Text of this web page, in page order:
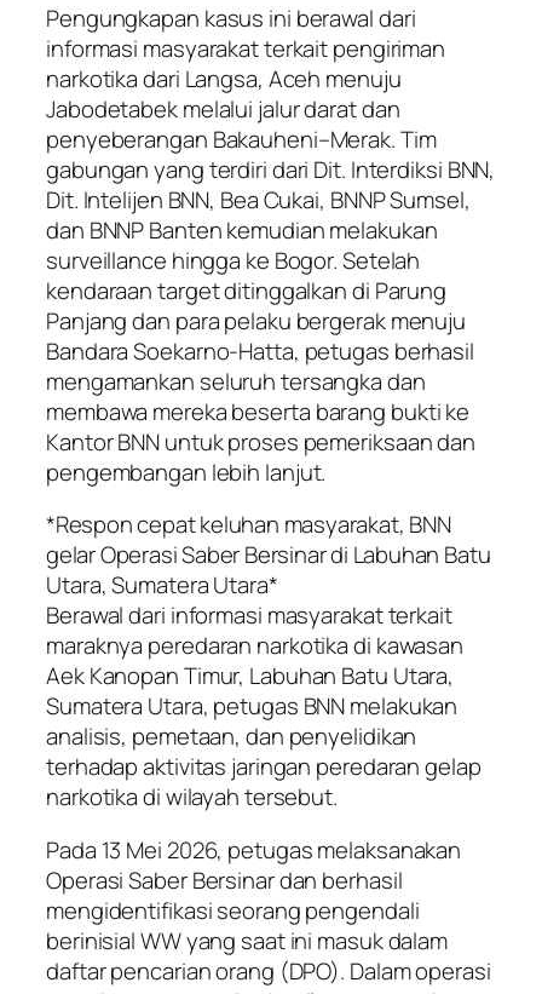
Pengungkapan kasus ini berawal dari
informasi masyarakat terkait pengiriman
narkotika dari Langsa, Aceh menuju
Jabodetabek melalui jalur darat dan
penyeberangan Bakauheni–Merak. Tim
gabungan yang terdiri dari Dit. Interdiksi BNN,
Dit. Intelijen BNN, Bea Cukai, BNNP Sumsel,
dan BNNP Banten kemudian melakukan
surveillance hingga ke Bogor. Setelah
kendaraan target ditinggalkan di Parung
Panjang dan para pelaku bergerak menuju
Bandara Soekarno-Hatta, petugas berhasil
mengamankan seluruh tersangka dan
membawa mereka beserta barang bukti ke
Kantor BNN untuk proses pemeriksaan dan
pengembangan lebih lanjut.
*Respon cepat keluhan masyarakat, BNN
gelar Operasi Saber Bersinar di Labuhan Batu
Utara, Sumatera Utara*
Berawal dari informasi masyarakat terkait
maraknya peredaran narkotika di kawasan
Aek Kanopan Timur, Labuhan Batu Utara,
Sumatera Utara, petugas BNN melakukan
analisis, pemetaan, dan penyelidikan
terhadap aktivitas jaringan peredaran gelap
narkotika di wilayah tersebut.
Pada 13 Mei 2026, petugas melaksanakan
Operasi Saber Bersinar dan berhasil
mengidentifikasi seorang pengendali
berinisial WW yang saat ini masuk dalam
daftar pencarian orang (DPO). Dalam operasi